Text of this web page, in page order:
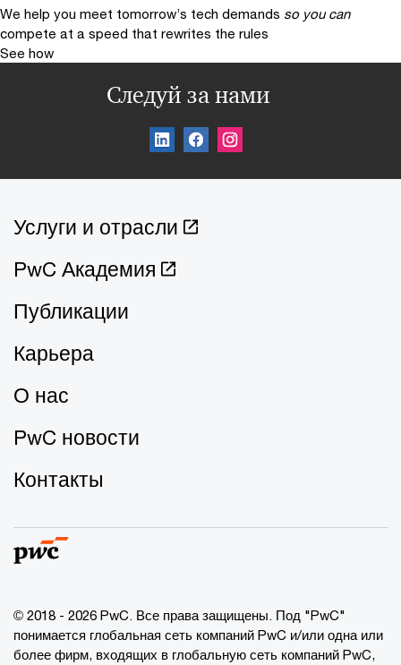
We help you meet tomorrow’s tech demands so you can
compete at a speed that rewrites the rules
See how
Следуй за нами
Услуги и отрасли
PwC Академия
Публикации
Карьера
О нас
PwC новости
Контакты
© 2018 - 2026 PwC. Все права защищены. Под "PwC"
понимается глобальная сеть компаний PwC и/или одна или
более фирм, входящих в глобальную сеть компаний PwC,